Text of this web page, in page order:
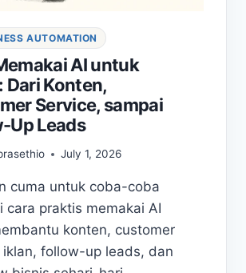
AUTOMATION
AI untuk
Dari Konten,
Service, sampai
Up Leads
July 1, 2026
cuma untuk coba-coba
cara praktis memakai AI
konten, customer
iklan, follow-up leads, dan